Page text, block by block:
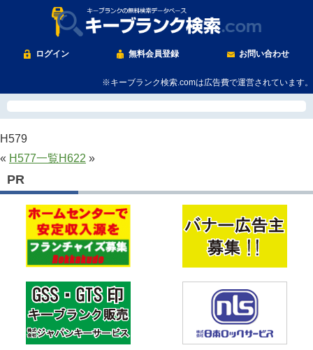
ログイン 無料会員登録 お問い合わせ
※キーブランク検索.comは広告費で運営されています。
H579
« H577一覧H622 »
PR